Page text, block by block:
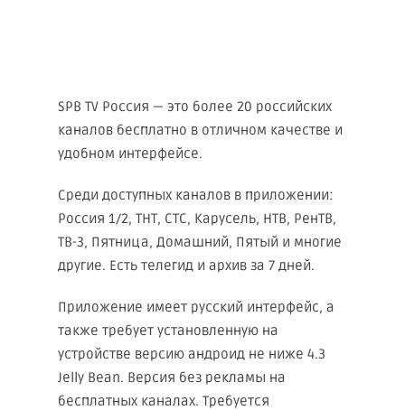
SPB TV Россия — это более 20 российских
каналов бесплатно в отличном качестве и
удобном интерфейсе.
Среди доступных каналов в приложении:
Россия 1/2, ТНТ, СТС, Карусель, НТВ, РенТВ,
ТВ-3, Пятница, Домашний, Пятый и многие
другие. Есть телегид и архив за 7 дней.
Приложение имеет русский интерфейс, а
также требует установленную на
устройстве версию андроид не ниже 4.3
Jelly Bean. Версия без рекламы на
бесплатных каналах. Требуется